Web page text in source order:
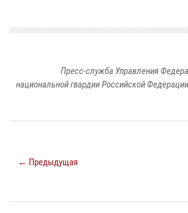
Пресс-служба Управления
национальной гвардии Российской
← Предыдущая